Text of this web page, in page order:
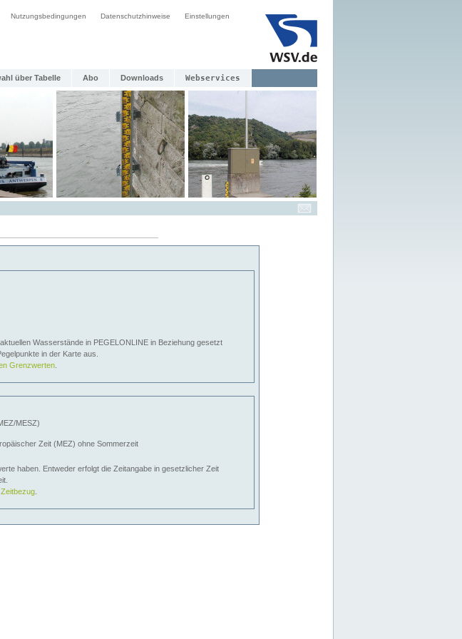
Nutzungsbedingungen Datenschutzhinweise Einstellungen
über Tabelle Abo Downloads Webservices
Wasserstände in PEGELONLINE in Beziehung gesetzt
Pegelpunkte in der Karte aus.
Grenzwerten
MESZ)
Zeit (MEZ) ohne Sommerzeit
haben. Entweder erfolgt die Zeitangabe in gesetzlicher Zeit